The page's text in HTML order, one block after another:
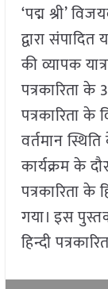
‘पद्म श्री’
द्वारा संपादित
की व्यापक
पत्रकारिता
पत्रकारिता
वर्तमान
कार्यक्रम के
पत्रकारिता के
गया। इस
हिन्दी